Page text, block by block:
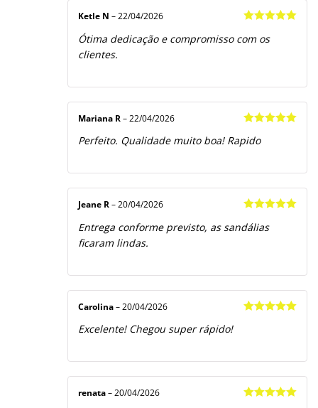
de 5
Ketle N – 22/04/2026
Ótima dedicação e compromisso com os
clientes.
de 5
Mariana R – 22/04/2026
Perfeito. Qualidade muito boa! Rapido
de 5
Jeane R – 20/04/2026
Entrega conforme previsto, as sandálias
ficaram lindas.
Carolina – 20/04/2026
Excelente! Chegou super rápido!
renata – 20/04/2026